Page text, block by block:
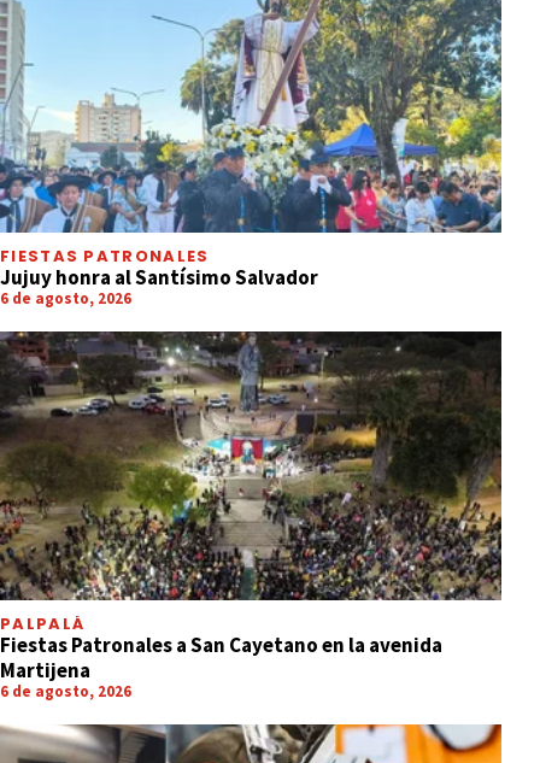
FIESTAS PATRONALES
Jujuy honra al Santísimo Salvador
6 de agosto, 2026
PALPALÁ
Fiestas Patronales a San Cayetano en la avenida
Martijena
6 de agosto, 2026